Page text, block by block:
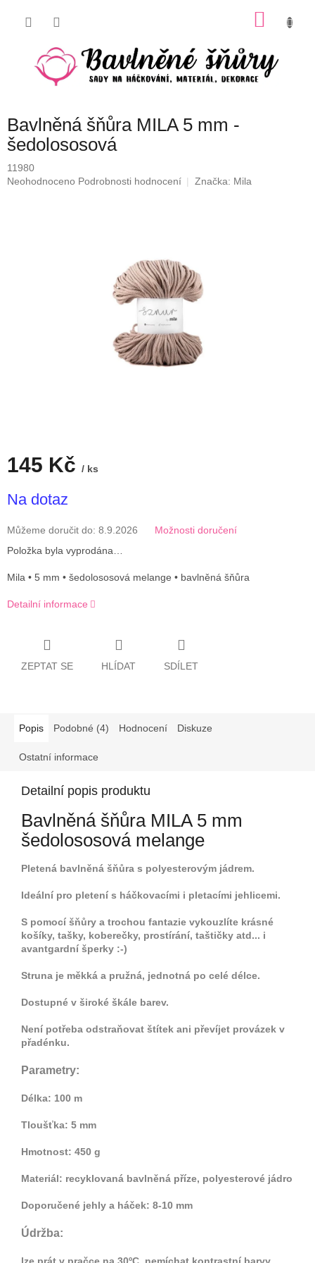
Bavlněná šňůra MILA 5 mm -
šedolososová
11980
Průměrné
Neohodnoceno Podrobnosti hodnocení Značka: Mila
145 Kč / ks
cena:
Na dotaz
Můžeme doručit do: 8.9.2026
Možnosti doručení
Položka byla vyprodána…
Mila • 5 mm • šedolososová melange • bavlněná šňůra
Detailní informace
ZEPTAT SE HLÍDAT SDÍLET
Popis Podobné (4) Hodnocení Diskuze
Ostatní informace
Detailní popis produktu
Bavlněná šňůra MILA 5 mm
šedolososová melange
Pletená bavlněná šňůra s polyesterovým jádrem.
Ideální pro pletení s háčkovacími i pletacími jehlicemi.
S pomocí šňůry a trochou fantazie vykouzlíte krásné
košíky, tašky, koberečky, prostírání, taštičky atd... i
avantgardní šperky :-)
Struna je měkká a pružná, jednotná po celé délce.
Dostupné v široké škále barev.
Není potřeba odstraňovat štítek ani převíjet provázek v
přadénku.
Parametry:
Délka: 100 m
Tloušťka: 5 mm
Hmotnost: 450 g
Materiál: recyklovaná bavlněná příze, polyesterové jádro
Doporučené jehly a háček: 8-10 mm
Údržba: